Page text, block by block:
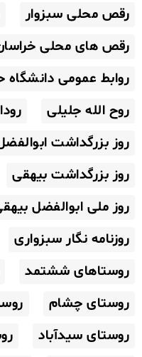
رقص محلی سبزوار
رقص های محلی
روابط عمومی
روح الله جلیلی
روز بزرگداشت
روز بزرگداشت بیهقی
روز ملی ابوالفضل
روزنامه نگار سبزواری
روستاهای ششتمد
روستای چشام
روستای سیدآباد